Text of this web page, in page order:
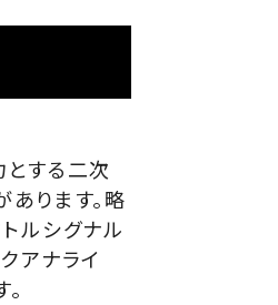
する二次
ります。略
ルシグナル
アナライ